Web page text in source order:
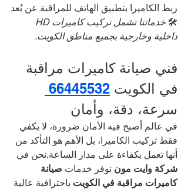
ربط الكاميرا بتطبيق الهاتف للمراقبة عن بُعد
🛠️
داخلية وخارجية بجميع مناطق الكويت.
فني صيانة كاميرات مراقبة
في الكويت 66445532
سرعة، دقة، وأمان
في عالم أصبح فيه الأمان ضرورة، لا يكفي
فقط تركيب الكاميرا، بل الأهم هو التأكد من
أنها تعمل بكفاءة على مدار الساعة.نحن في
شركة وايت مون نوفر خدمات صيانة
كاميرات مراقبة في الكويت باحترافية عالية